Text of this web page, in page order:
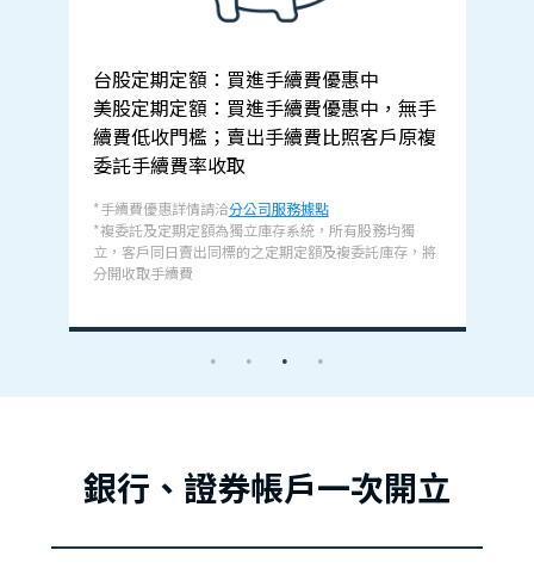
台股定期定額：買進手續費優惠中
美股定期定額：買進手續費優惠中，無手
續費低收門檻；賣出手續費比照客戶原複
委託手續費率收取
*手續費優惠詳情請洽分公司服務據點
*複委託及定期定額為獨立庫存系統，所有股務均獨
立，客戶同日賣出同標的之定期定額及複委託庫存，將
分開收取手續費
銀行、證券帳戶一次開立